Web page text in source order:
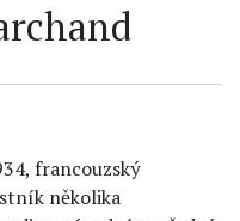
francouzský
několika